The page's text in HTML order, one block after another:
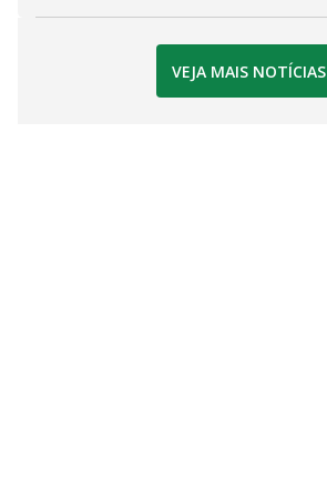
VEJA MAIS NOTÍCIAS